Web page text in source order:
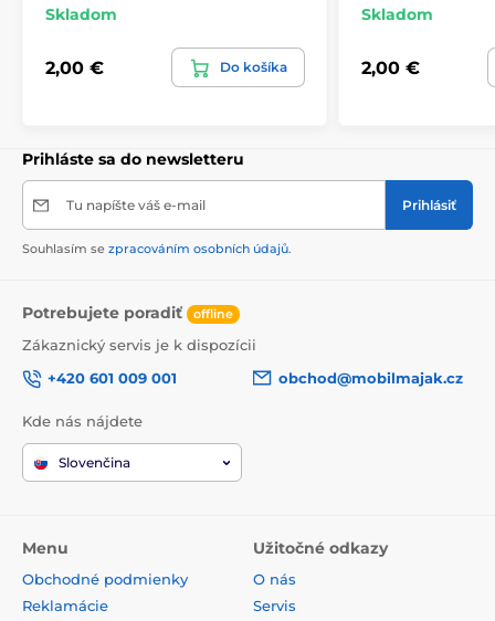
Skladom
2,00 € Do košíka
Skladom
2,00 €
Prihláste sa do newsletteru
Tu napíšte váš e-mail Prihlásiť
Souhlasím se zpracováním osobních údajů.
Potrebujete poradiť offline
Zákaznický servis je k dispozícii
+420 601 009 001
obchod@mobilmajak.cz
Kde nás nájdete
Slovenčina
Menu
Obchodné podmienky
Reklamácie
Užitočné odkazy
O nás
Servis